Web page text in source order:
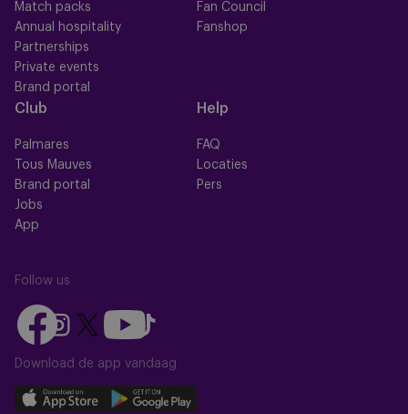
Match packs
Annual hospitality
Partnerships
Private events
Brand portal
Fan Council
Fanshop
Club
Palmares
Tous Mauves
Brand portal
Jobs
App
Help
FAQ
Locaties
Pers
Follow us
Follow
us
on
Follow
us
on
Instagram
Follow
on
X
Follow
us
on
Follow
us
on
TikTok
Download de app vandaag
Download
Download